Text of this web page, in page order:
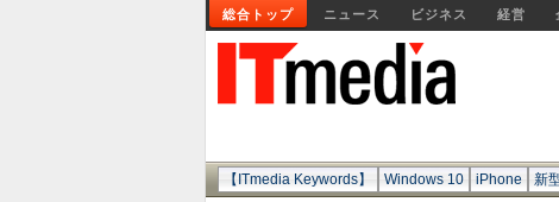
総合トップ ニュース ビジネス 経営
【ITmedia Keywords】 Windows 10 iPhone 新